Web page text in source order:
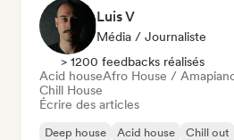
Luis V
Média / Journaliste
> 1200 feedbacks réalisés
Acid houseAfro House /
Chill House
Écrire des articles
Deep house Acid house Chill out